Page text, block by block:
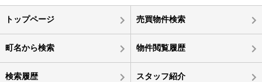
トップページ 売買物件検索
町名から検索 物件閲覧履歴
検索履歴 スタッフ紹介